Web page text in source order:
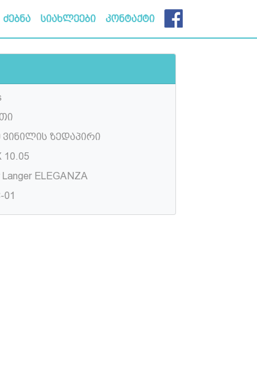
ძებნა სიახლეები კონტაქტი
ვინილის ზედაპირი
10.05
ELEGANZA
01